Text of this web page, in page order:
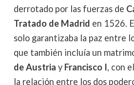
derrotado por las fuerzas de
Tratado de Madrid en 1526.
solo garantizaba la paz entre
que también incluía un
de Austria y Francisco I, con
la relación entre los dos